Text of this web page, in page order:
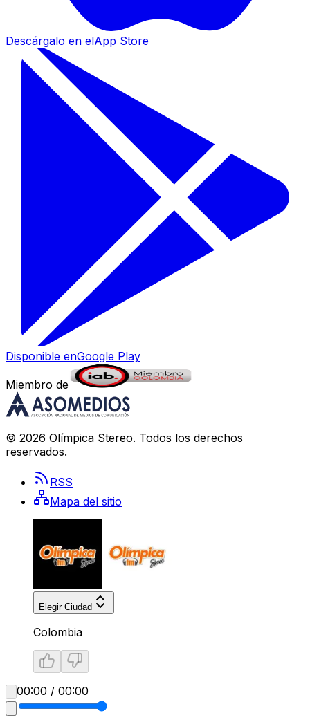
Descárgalo en elApp Store
Disponible enGoogle Play
Miembro de
© 2026 Olímpica Stereo. Todos los derechos
reservados.
RSS
Mapa del sitio
Elegir Ciudad
Colombia
00:00 / 00:00